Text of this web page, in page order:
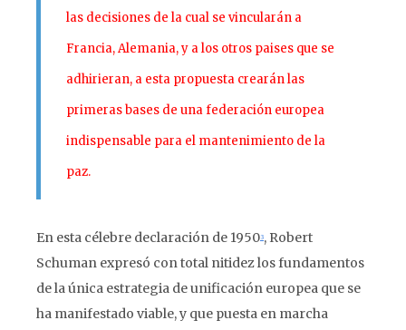
las decisiones de la cual se vincularán a
Francia, Alemania, y a los otros paises que se
adhirieran, a esta propuesta crearán las
primeras bases de una federación europea
indispensable para el mantenimiento de la
paz.
En esta célebre declaración de 19503, Robert
Schuman expresó con total nitidez los fundamentos
de la única estrategia de unificación europea que se
ha manifestado viable, y que puesta en marcha